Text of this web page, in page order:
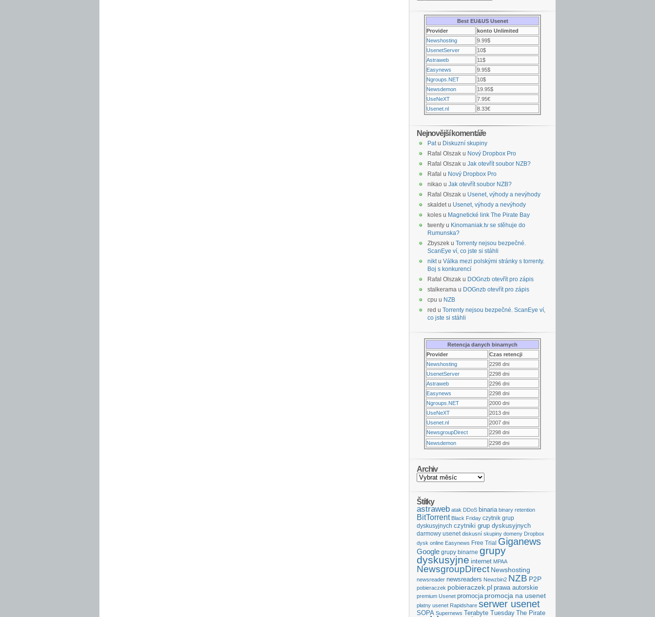
Best EU&US Usenet
Provider
konto Unlimited
Newshosting
9.99$
UsenetServer
10$
Astraweb
11$
Easynews
9.95$
Ngroups.NET
10$
Newsdemon
19.95$
UseNeXT
7.95€
Usenet.nl
8.33€
Nejnovější komentáře
Patu Diskuzní skupiny
Rafal Olszak u Nový Dropbox Pro
Rafal Olszak u Jak otevřít soubor NZB?
Rafal u Nový Dropbox Pro
nikao u Jak otevřít soubor NZB?
Rafal Olszak u Usenet, výhody a nevýhody
skaldet u Usenet, výhody a nevýhody
koles u Magnetické link The Pirate Bay
twenty u Kinomaniak.tv se stěhuje do
Rumunska?
Zbyszek u Torrenty nejsou bezpečné.
ScanEye ví, co jste si stáhli
niktu Válka mezi polskými stránky s torrenty.
Boj s konkurencí
Rafal Olszak u DOGnzb otevřít pro zápis
stalkerama u DOGnzb otevřít pro zápis
cpu u NZB
red u Torrenty nejsou bezpečné. ScanEye ví,
co jste si stáhli
Retencja danych binarnych
Provider
Czas retencji
Newshosting
2298 dni
UsenetServer
2298 dni
Astraweb
2296 dni
Easynews
2298 dni
Ngroups.NET
2000 dni
UseNeXT
2013 dni
Usenet.nl
2007 dni
NewsgroupDirect
2298 dni
Newsdemon
2298 dni
Archiv
Štítky
astraweb atak DDoS binaria binary retention
BitTorrent Black Friday czytnik grup
dyskusyjnych czytniki grup dyskusyjnych
darmowy usenet diskusní skupiny domeny Dropbox
dysk online Easynews Free Trial Giganews
Google grupy binarne grupy
dyskusyjne internet MPAA
NewsgroupDirect Newshosting
newsreader newsreaders Newzbin2 NZB P2P
pobieraczek pobieraczek.pl prawa autorskie
premium Usenet promocja promocja na usenet
płatny usenet Rapidshare serwer usenet
SOPA Supernews Terabyte Tuesday The Pirate